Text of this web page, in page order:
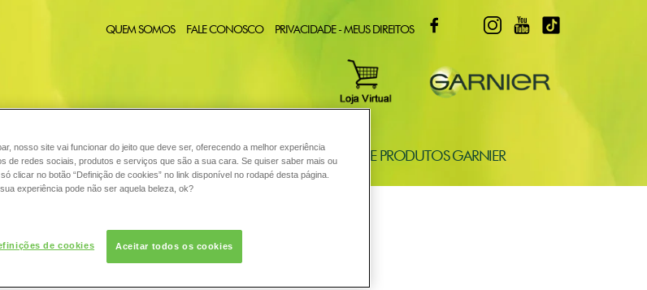
QUEM SOMOS FALE CONOSCO PRIVACIDADE - MEUS DIREITOS
FACEBOOK
TWITTER INSTAGRAM
YOUTUBE
COLORAÇÃO DESODORANTE PELE CONSULTORIA DE PRODUTOS GARNIER
água?
um tônico e um hidratante após a limpeza da pele.
nosso site vai funcionar do jeito que deve ser, oferecendo a melhor experiência
de redes sociais, produtos e serviços que são a sua cara. Se quiser saber mais ou
clicar no botão “Definição de cookies” no link disponível no rodapé desta página.
experiência pode não ser aquela beleza, ok?
de cookies Aceitar todos os cookies